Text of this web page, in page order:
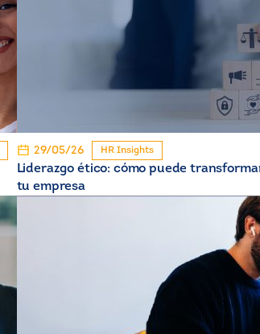
29/05/26 HR Insights
Liderazgo ético: cómo puede
tu empresa